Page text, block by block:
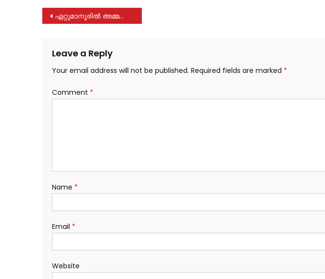
Post
ഏറ്റുമാനൂരിൽ അമ്മയും മക്കളും ട്രെയിനിന് മുന്നിൽ ചാടി മരിച്ച സംഭവം; ഇടപെട്ട് മനുഷ്യാവകാശ കമ്മീഷന്‍
Leave a Reply
Your email address will not be published. Required fields are marked *
Comment *
Name *
Email *
Website